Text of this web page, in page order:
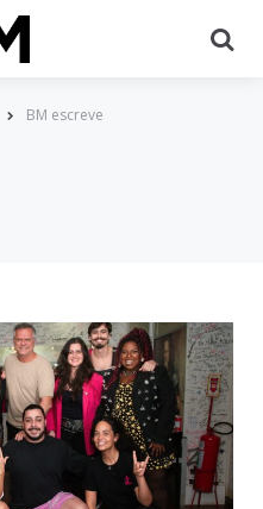
BM escreve